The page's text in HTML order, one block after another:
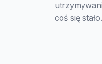
coś się stało.